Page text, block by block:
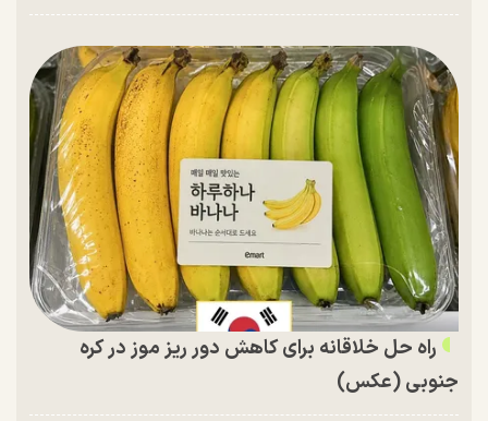
راه حل خلاقانه برای کاهش دور ریز موز در کره
جنوبی (عکس)